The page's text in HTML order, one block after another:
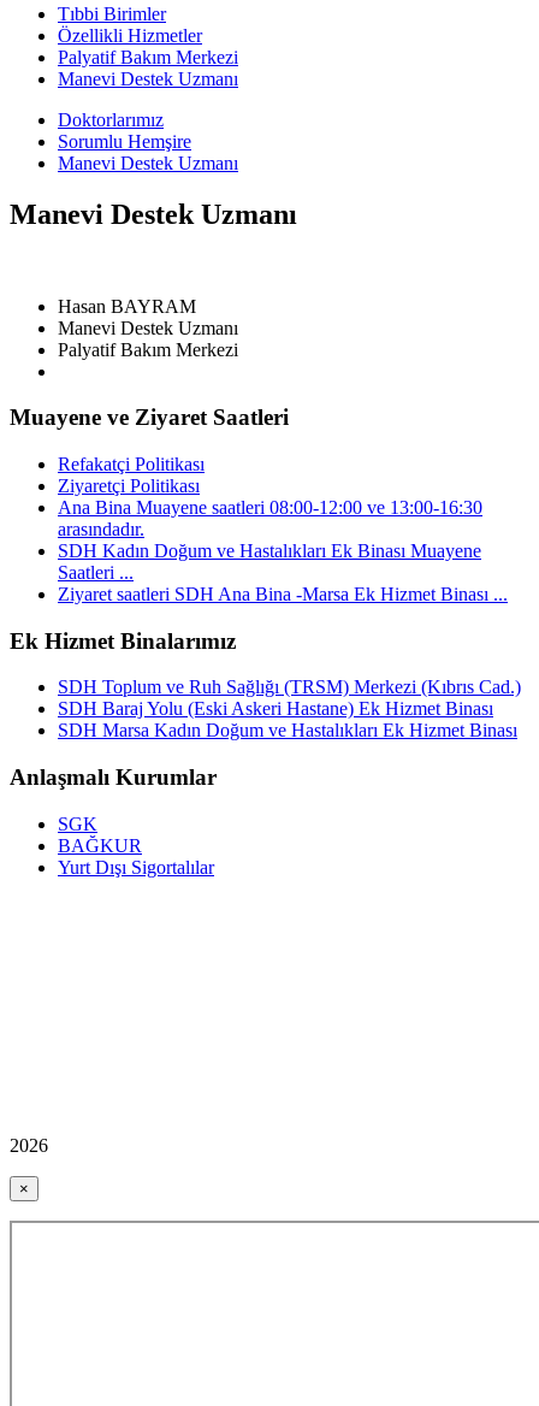
Tıbbi Birimler
Özellikli Hizmetler
Palyatif Bakım Merkezi
Manevi Destek Uzmanı
Doktorlarımız
Sorumlu Hemşire
Manevi Destek Uzmanı
Manevi Destek Uzmanı
Hasan BAYRAM
Manevi Destek Uzmanı
Palyatif Bakım Merkezi
Muayene ve Ziyaret Saatleri
Refakatçi Politikası
Ziyaretçi Politikası
Ana Bina Muayene saatleri 08:00-12:00 ve 13:00-16:30
arasındadır.
SDH Kadın Doğum ve Hastalıkları Ek Binası Muayene
Saatleri ...
Ziyaret saatleri SDH Ana Bina -Marsa Ek Hizmet Binası ...
Ek Hizmet Binalarımız
SDH Toplum ve Ruh Sağlığı (TRSM) Merkezi (Kıbrıs Cad.)
SDH Baraj Yolu (Eski Askeri Hastane) Ek Hizmet Binası
SDH Marsa Kadın Doğum ve Hastalıkları Ek Hizmet Binası
Anlaşmalı Kurumlar
SGK
BAĞKUR
Yurt Dışı Sigortalılar
2026
×